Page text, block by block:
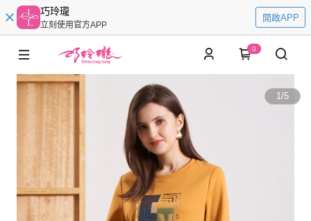
巧玲瓏
立刻使用官方APP
開啟APP
0
1/5